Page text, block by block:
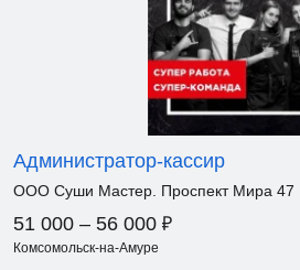
Администратор-кассир
ООО Суши Мастер. Проспект Мира 47
51 000 – 56 000 ₽
Комсомольск-на-Амуре